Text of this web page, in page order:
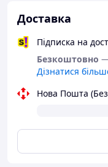
Доставка
Підписка на
Безкоштовно
Дізнатися
Нова Пошта